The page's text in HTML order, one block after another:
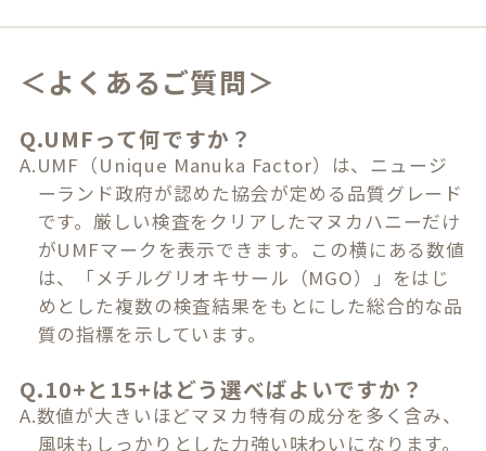
＜よくあるご質問＞
Q.UMFって何ですか？
A.UMF（Unique Manuka Factor）は、ニュージ
ーランド政府が認めた協会が定める品質グレード
です。厳しい検査をクリアしたマヌカハニーだけ
がUMFマークを表示できます。この横にある数値
は、「メチルグリオキサール（MGO）」をはじ
めとした複数の検査結果をもとにした総合的な品
質の指標を示しています。
Q.10+と15+はどう選べばよいですか？
A.数値が大きいほどマヌカ特有の成分を多く含み、
風味もしっかりとした力強い味わいになります。